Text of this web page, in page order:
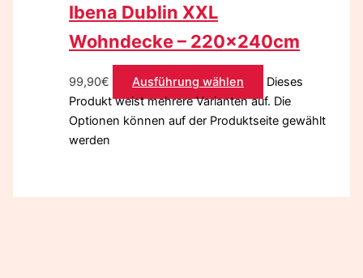
Ibena Dublin XXL
Wohndecke – 220x240cm
99,90€ Ausführung wählen
Dieses
Produkt weist mehrere Varianten auf. Die
Optionen können auf der Produktseite gewählt
werden